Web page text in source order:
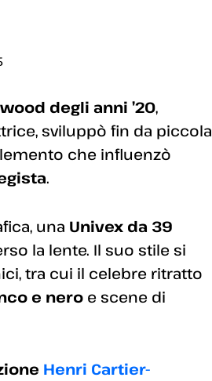
degli anni ’20,
sviluppò fin da piccola
che influenzò
.
una Univex da 39
la lente. Il suo stile si
tra cui il celebre ritratto
e nero e scene di
Henri Cartier-